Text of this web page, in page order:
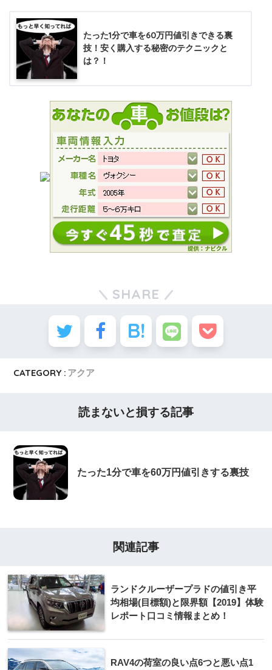
たった1分で車を60万円値引きできる裏
技！安く購入する秘密のテクニックと
は？！
SHARE
CATEGORY : アクア
読まないと損する記事
たった1分で車を60万円値引きする裏技
関連記事
ランドクルーザープラドの値引き平
均相場(目標額)と限界額【2019】体験
レポート口コミ情報まとめ！
RAV4の荷室の良い点6つと悪い点1